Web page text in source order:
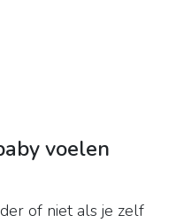
voelen
of niet als je zelf